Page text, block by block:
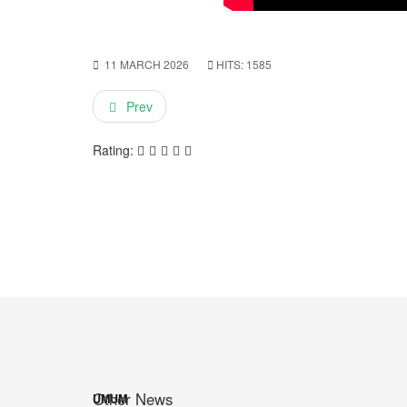
11 MARCH 2026 HITS: 1585
Prev
Rating:
Other News
UMUM